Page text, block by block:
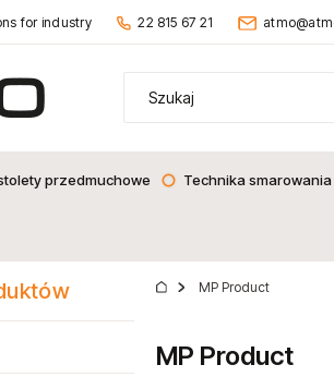
for industry 22 815 67 21
przedmuchowe Technika smarowania
MP Product
MP Product